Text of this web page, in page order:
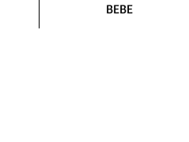
BEBE